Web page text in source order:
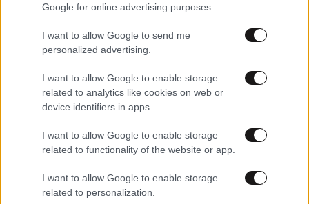
Google for online advertising purposes.
I want to allow Google to send me
personalized advertising.
I want to allow Google to enable storage
related to analytics like cookies on web or
device identifiers in apps.
I want to allow Google to enable storage
related to functionality of the website or app.
I want to allow Google to enable storage
related to personalization.
να διαμαρτυρηθούν και χωρίς να καταστρέψουν έργο
τέχνης. Έτσι χάνουν και το όποιο δίκιο μπορεί να
έχουν...